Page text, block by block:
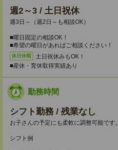
週2～3 / 土日祝休
週3日～（週2日～も相談OK）
■曜日固定の相談OK！
■希望の曜日があればご相談ください！
休日休暇
土日祝休みもOK！
■産休・育休取得実績あり
勤務時間
シフト勤務 / 残業なし
お子さんの予定にも柔軟に調整可能です。
シフト例